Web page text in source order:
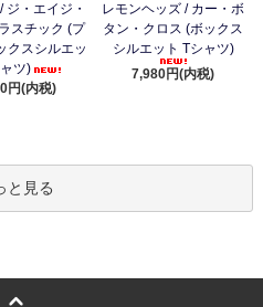
ジ・エイジ・
スチック (プ
クスシルエッ
ツ)
円(内税)
レモンヘッズ / カー・ボ
タン・クロス (ボックス
シルエット Tシャツ)
7,980円(内税)
と見る